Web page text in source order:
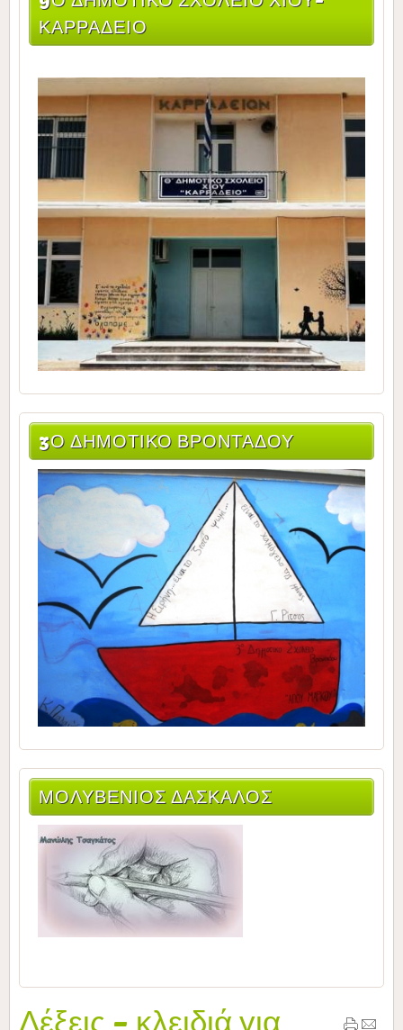
ΚΑΡΡΆΔΕΙΟ
3Ο ΔΗΜΟΤΙΚΌ ΒΡΟΝΤΆΔΟΥ
ΜΟΛΥΒΈΝΙΟΣ ΔΆΣΚΑΛΟΣ
Λέξεις - κλειδιά για